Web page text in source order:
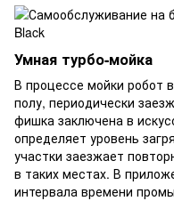
Умная турбо-мойка
В процессе мойки робот
полу, периодически
фишка заключена в
определяет уровень
участки заезжает
в таких местах. В
интервала времени